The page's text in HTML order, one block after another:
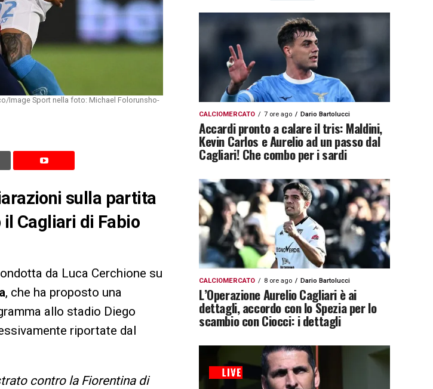
Image Sport nella foto: Michael Folorunsho-
sulla partita
Cagliari di Fabio
da Luca Cerchione su
, che ha proposto una
allo stadio Diego
riportate dal
contro la Fiorentina di
CALCIOMERCATO 7 ore ago Dario Bartolucci
Accardi pronto a calare il tris: Maldini,
Kevin Carlos e Aurelio ad un passo dal
Cagliari! Che combo per i sardi
CALCIOMERCATO 8 ore ago Dario Bartolucci
L’Operazione Aurelio Cagliari è ai
dettagli, accordo con lo Spezia per lo
scambio con Ciocci: i dettagli